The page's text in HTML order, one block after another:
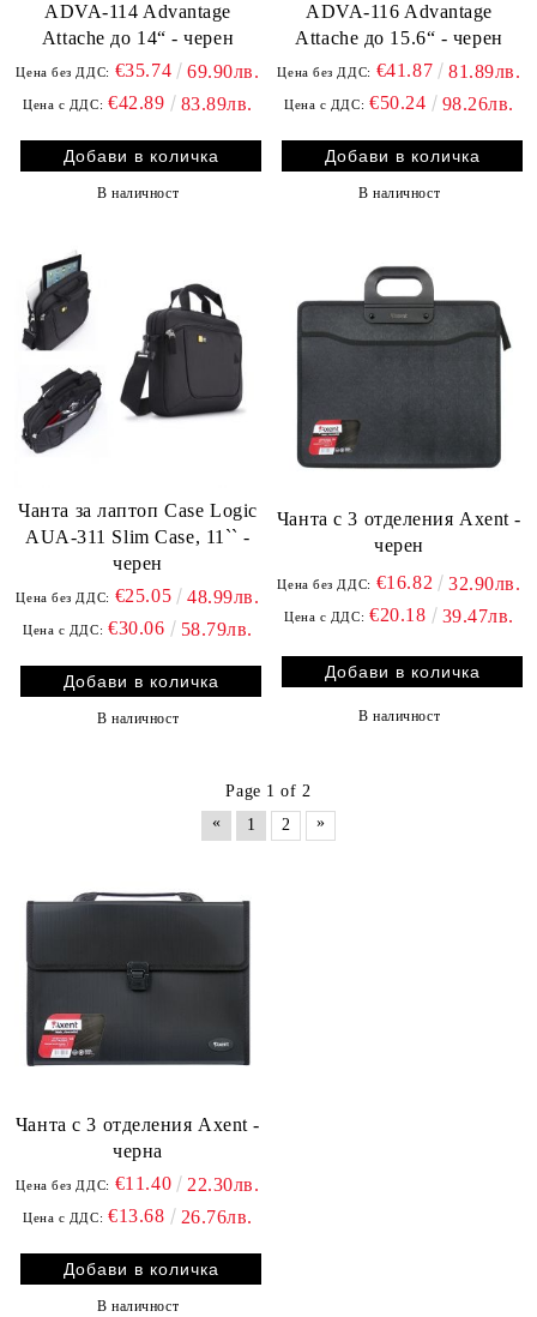
ADVA-114 Advantage
Attache до 14“ - черен
Цена без ДДС: €35.74 69.90лв.
Цена с ДДС: €42.89 83.89лв.
В наличност
ADVA-116 Advantage
Attache до 15.6“ - черен
Цена без ДДС: €41.87 81.89лв.
Цена с ДДС: €50.24 98.26лв.
В наличност
Чанта за лаптоп Case Logic
AUA-311 Slim Case, 11`` -
черен
Цена без ДДС: €25.05 48.99лв.
Цена с ДДС: €30.06 58.79лв.
В наличност
Чанта с 3 отделения Axent -
черен
Цена без ДДС: €16.82 32.90лв.
Цена с ДДС: €20.18 39.47лв.
В наличност
Page 1 of 2
«
1 2 »
Чанта с 3 отделения Axent -
черна
Цена без ДДС: €11.40 22.30лв.
Цена с ДДС: €13.68 26.76лв.
В наличност